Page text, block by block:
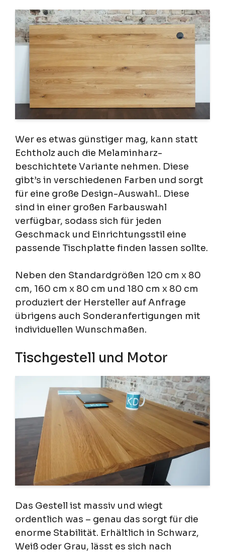
Wer es etwas günstiger mag, kann statt
Echtholz auch die Melaminharz-
beschichtete Variante nehmen. Diese
gibt’s in verschiedenen Farben und sorgt
für eine große Design-Auswahl.. Diese
sind in einer großen Farbauswahl
verfügbar, sodass sich für jeden
Geschmack und Einrichtungsstil eine
passende Tischplatte finden lassen sollte.
Neben den Standardgrößen 120 cm x 80
cm, 160 cm x 80 cm und 180 cm x 80 cm
produziert der Hersteller auf Anfrage
übrigens auch Sonderanfertigungen mit
individuellen Wunschmaßen.
Tischgestell und Motor
Das Gestell ist massiv und wiegt
ordentlich was – genau das sorgt für die
enorme Stabilität. Erhältlich in Schwarz,
Weiß oder Grau, lässt es sich nach